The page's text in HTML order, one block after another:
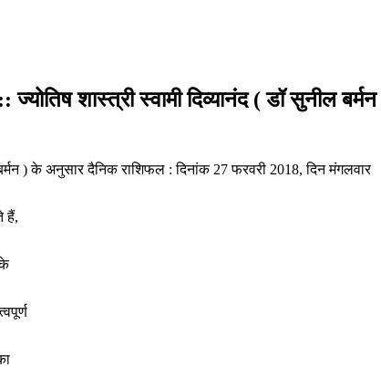
शास्त्री स्वामी दिव्यानंद ( डॉ सुनील
) के अनुसार दैनिक राशिफल : दिनांक 27 फरवरी 2018, दिन मंगलवार
हैं,